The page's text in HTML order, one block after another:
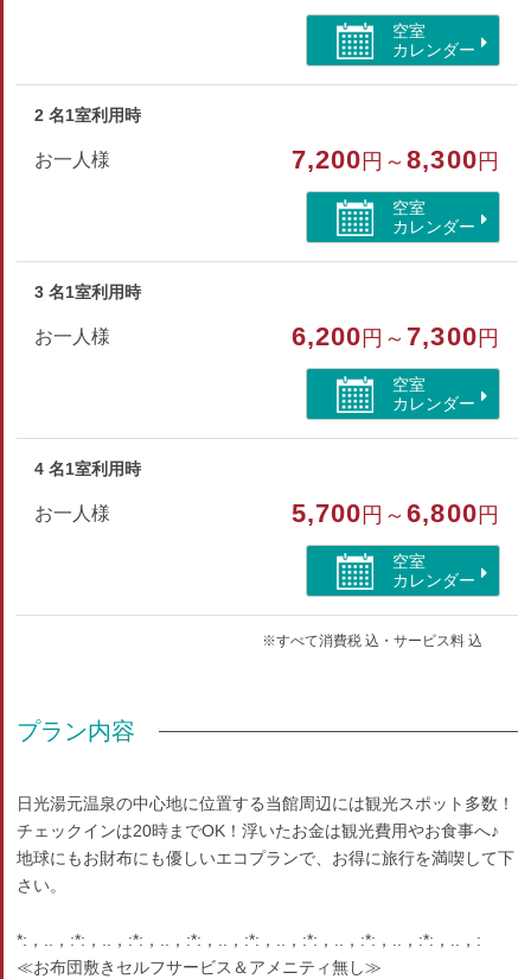
部屋種別
和室
部屋特徴
バス/トイレ/禁煙/ユニットバス/山が見える
空室
カレンダー
2 名1室利用時
お一人様 7,200 円～8,300 円
空室
カレンダー
3 名1室利用時
お一人様 6,200 円～ 7,300 円
空室
カレンダー
4 名1室利用時
お一人様 5,700 円～6,800 円
空室
カレンダー
※すべて消費税 込・サービス料 込
プラン内容
日光湯元温泉の中心地に位置する当館周辺には観光スポット多数！
チェックインは20時までOK！浮いたお金は観光費用やお食事へ♪
地球にもお財布にも優しいエコプランで、お得に旅行を満喫して下
さい。
*:，..，:*:，..，:*:，..，:*:，..，:*:，..，:*:，..，:*:，..，:*:，..，:
≪お布団敷きセルフサービス＆アメニティ無し≫